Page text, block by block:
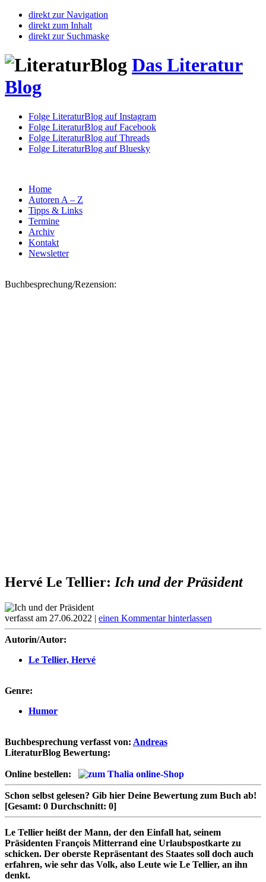
direkt zur Navigation
direkt zum Inhalt
direkt zur Suchmaske
Das Literatur
Blog
Folge LiteraturBlog auf Instagram
Folge LiteraturBlog auf Facebook
Folge LiteraturBlog auf Threads
Folge LiteraturBlog auf Bluesky
Home
Autoren A – Z
Tipps & Links
Termine
Archiv
Kontakt
Newsletter
Buchbesprechung/Rezension:
Hervé Le Tellier: Ich und der Präsident
verfasst am 27.06.2022 | einen Kommentar hinterlassen
Autorin/Autor:
Le Tellier, Hervé
Genre:
Humor
Buchbesprechung verfasst von: Andreas
LiteraturBlog Bewertung:
Online bestellen:
Schon selbst gelesen? Gib hier Deine Bewertung zum Buch ab!
[Gesamt: 0 Durchschnitt: 0]
Le Tellier heißt der Mann, der den Einfall hat, seinem
Präsidenten François Mitterrand eine Urlaubspostkarte zu
schicken. Der oberste Repräsentant des Staates soll doch auch
erfahren, wie sehr das Volk, also Leute wie Le Tellier, an ihn
denkt.